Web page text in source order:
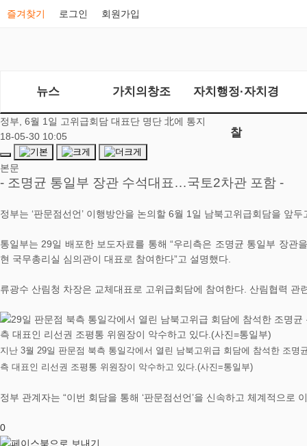
즐겨찾기 로그인 회원가입
뉴스 가치의창조 자치행정·자치경
찰
정부, 6월 1일 고위급회담 대표단 명단 北에 통지
18-05-30 10:05
본문
- 조명균 통일부 장관 수석대표…국토2차관 포함 -
정부는 ‘판문점선언’ 이행방안을 논의할 6월 1일 남북고위급회담을 앞
통일부는 29일 배포한 보도자료를 통해 “우리측은 조명균 통일부 장
현 국무총리실 심의관이 대표로 참여한다”고 설명했다.
류광수 산림청 차장은 교체대표로 고위급회담에 참여한다. 산림협력 관
지난 3월 29일 판문점 북측 통일각에서 열린 남북고위급 회담에 참석한 조명
측 대표인 리선권 조평통 위원장이 악수하고 있다.(사진=통일부)
정부 관계자는 “이번 회담을 통해 ‘판문점선언’을 신속하고 체계적으
0